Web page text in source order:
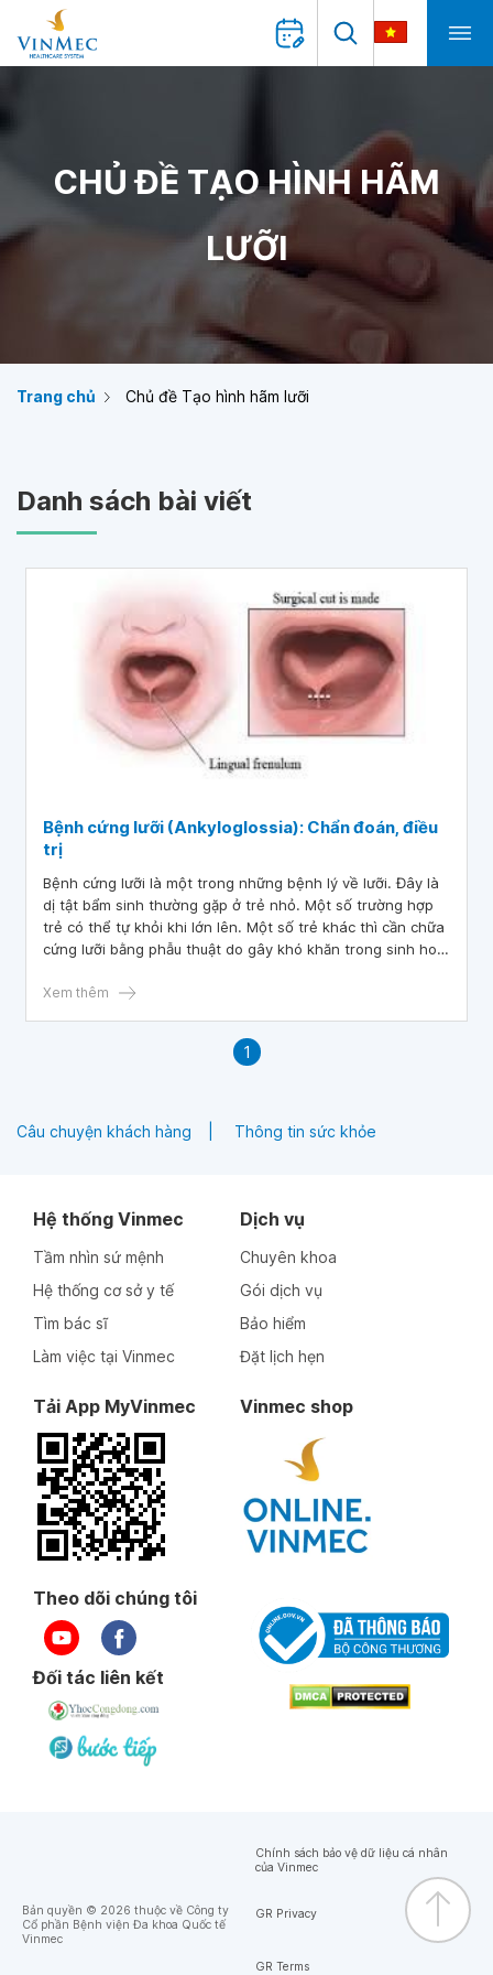
CHỦ ĐỀ TẠO HÌNH HÃM
LƯỠI
Trang chủ Chủ đề Tạo hình hãm lưỡi
Danh sách bài viết
Bệnh cứng lưỡi (Ankyloglossia): Chẩn đoán, điều
trị
Bệnh cứng lưỡi là một trong những bệnh lý về lưỡi. Đây là
dị tật bẩm sinh thường gặp ở trẻ nhỏ. Một số trường hợp
trẻ có thể tự khỏi khi lớn lên. Một số trẻ khác thì cần chữa
cứng lưỡi bằng phẫu thuật do gây khó khăn trong sinh hoạt
Xem thêm
1
Câu chuyện khách hàng Thông tin sức khỏe
Hệ thống Vinmec
Tầm nhìn sứ mệnh
Hệ thống cơ sở y tế
Tìm bác sĩ
Làm việc tại Vinmec
Dịch vụ
Chuyên khoa
Gói dịch vụ
Bảo hiểm
Đặt lịch hẹn
Tải App MyVinmec Vinmec shop
Theo dõi chúng tôi
Đối tác liên kết
Bản quyền © 2026 thuộc về Công ty
Cổ phần Bệnh viện Đa khoa Quốc tế
Vinmec
Chính sách bảo vệ dữ liệu cá nhân
của Vinmec
GR Privacy
GR Terms